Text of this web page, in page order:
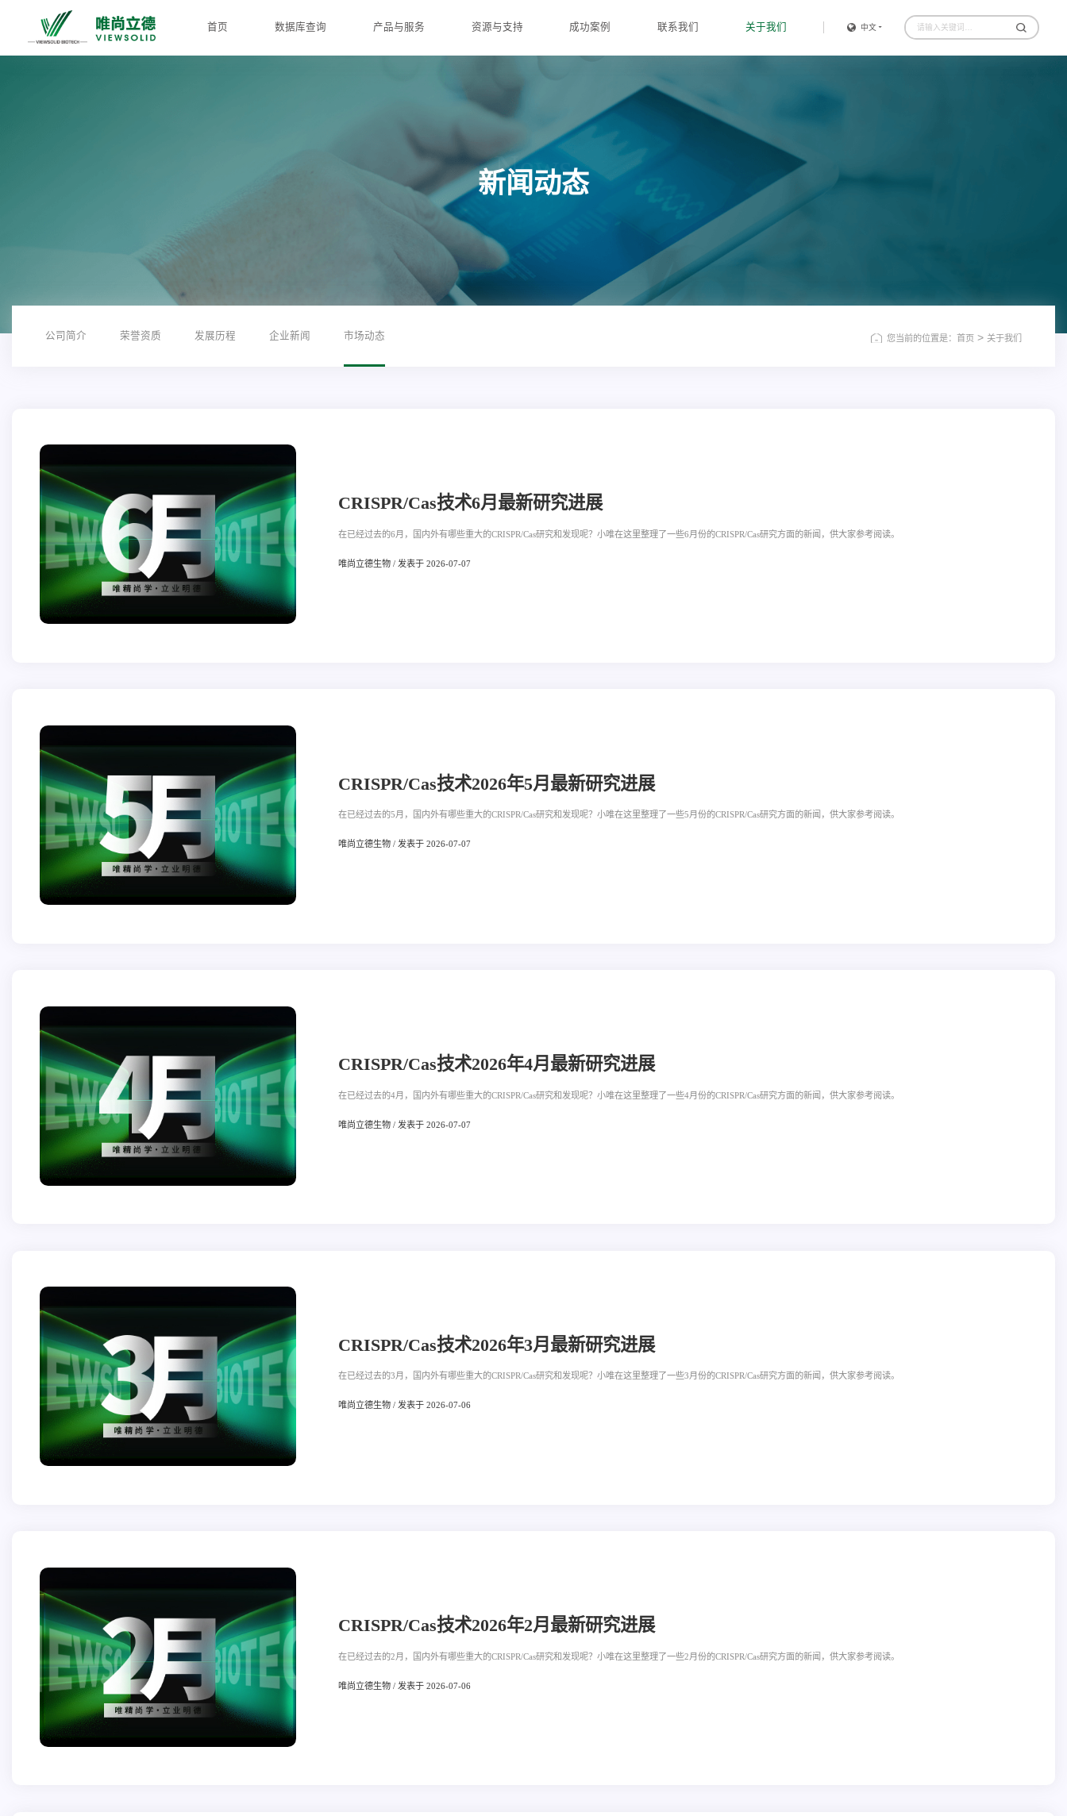
首页 数据库查询 产品与服务 资源与支持 成功案例 联系我们 关于我们 中文
News
新闻动态
公司简介 荣誉资质 发展历程 企业新闻 市场动态 您当前的位置是：首页 > 关于我们
CRISPR/Cas技术6月最新研究进展
在已经过去的6月，国内外有哪些重大的CRISPR/Cas研究和发现呢？小唯在这里整理了一些6月份的CRISPR/Cas研究方面的新闻，供大家参考阅读。
唯尚立德生物 / 发表于 2026-07-07
CRISPR/Cas技术2026年5月最新研究进展
在已经过去的5月，国内外有哪些重大的CRISPR/Cas研究和发现呢？小唯在这里整理了一些5月份的CRISPR/Cas研究方面的新闻，供大家参考阅读。
唯尚立德生物 / 发表于 2026-07-07
CRISPR/Cas技术2026年4月最新研究进展
在已经过去的4月，国内外有哪些重大的CRISPR/Cas研究和发现呢？小唯在这里整理了一些4月份的CRISPR/Cas研究方面的新闻，供大家参考阅读。
唯尚立德生物 / 发表于 2026-07-07
CRISPR/Cas技术2026年3月最新研究进展
在已经过去的3月，国内外有哪些重大的CRISPR/Cas研究和发现呢？小唯在这里整理了一些3月份的CRISPR/Cas研究方面的新闻，供大家参考阅读。
唯尚立德生物 / 发表于 2026-07-06
CRISPR/Cas技术2026年2月最新研究进展
在已经过去的2月，国内外有哪些重大的CRISPR/Cas研究和发现呢？小唯在这里整理了一些2月份的CRISPR/Cas研究方面的新闻，供大家参考阅读。
唯尚立德生物 / 发表于 2026-07-06